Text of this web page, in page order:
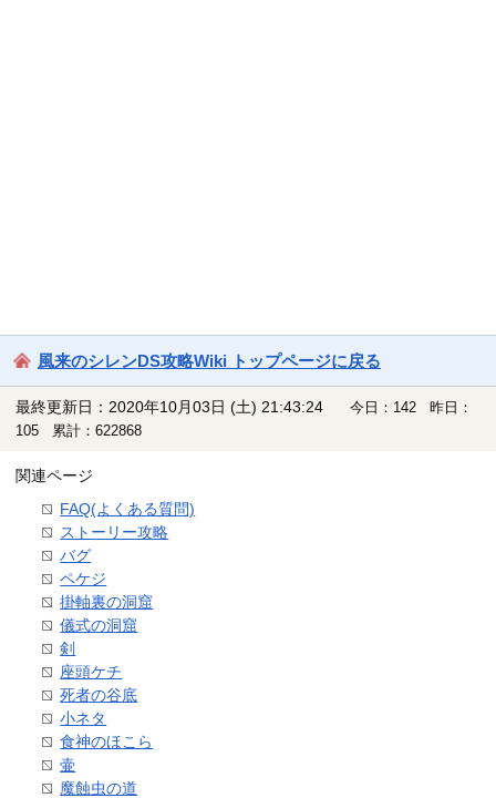
風来のシレンDS攻略Wiki トップページに戻る
最終更新日：2020年10月03日 (土) 21:43:24
今日：142 昨日：
105 累計：622868
関連ページ
FAQ(よくある質問)
ストーリー攻略
バグ
ペケジ
掛軸裏の洞窟
儀式の洞窟
剣
座頭ケチ
死者の谷底
小ネタ
食神のほこら
壷
魔蝕虫の道